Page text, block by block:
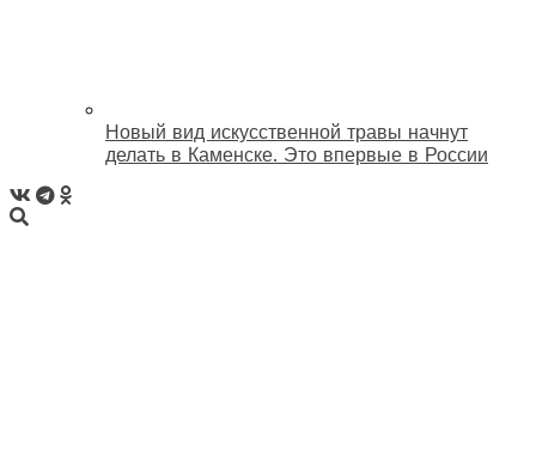
Новый вид искусственной травы начнут
делать в Каменске. Это впервые в России